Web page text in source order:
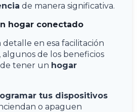
de manera significativa.
hogar conectado
detalle en esa facilitación
algunos de los beneficios
de tener un hogar
tus dispositivos
o apaguen